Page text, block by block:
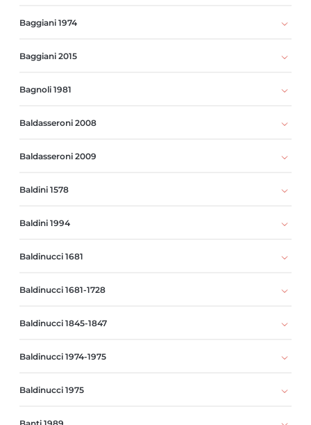
Baggiani 1974
Baggiani 2015
Bagnoli 1981
Baldasseroni 2008
Baldasseroni 2009
Baldini 1578
Baldini 1994
Baldinucci 1681
Baldinucci 1681-1728
Baldinucci 1845-1847
Baldinucci 1974-1975
Baldinucci 1975